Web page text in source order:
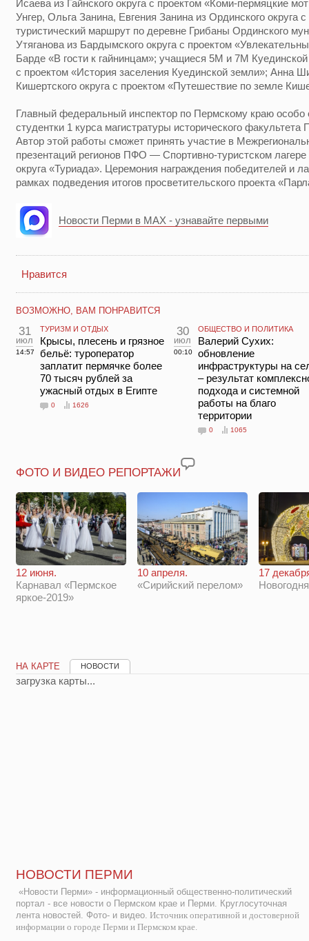
Исаева из Гайнского округа с проектом «Коми-пермяцкие
Унгер, Ольга Занина, Евгения Занина из Ординского округа
туристический маршрут по деревне Грибаны Ординского
Утяганова из Бардымского округа с проектом
Барде «В гости к гайнинцам»; учащиеся 5М и 7М
с проектом «История заселения Куединской земли»; Анна
Кишертского округа с проектом «Путешествие по земле
Главный федеральный инспектор по Пермскому краю
студентки 1 курса магистратуры исторического
Автор этой работы сможет принять участие в
презентаций регионов ПФО — Спортивно-туристском
округа «Туриада». Церемония награждения победителей и
рамках подведения итогов просветительского проекта
Новости Перми в MAX - узнавайте первыми
Нравится
ВОЗМОЖНО, ВАМ ПОНРАВИТСЯ
31
июл
14:57
ТУРИЗМ И ОТДЫХ
Крысы, плесень и грязное
бельё: туроператор
заплатит пермячке более
70 тысяч рублей за
ужасный отдых в Египте
0 1626
30
июл
00:10
ОБЩЕСТВО И ПОЛИТИКА
Валерий Сухих:
обновление
инфраструктуры на
– результат
подхода и системной
работы на благо
территории
0 1065
ФОТО И ВИДЕО РЕПОРТАЖИ
12 июня.
Карнавал «Пермское
яркое-2019»
10 апреля.
«Сирийский перелом»
17
НА КАРТЕ НОВОСТИ
загрузка карты...
НОВОСТИ ПЕРМИ
«Новости Перми» - информационный общественно-политический
портал - все новости о Пермском крае и Перми. Круглосуточная
лента новостей. Фото- и видео. Источник оперативной и достоверной
информации о городе Перми и Пермском крае.